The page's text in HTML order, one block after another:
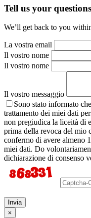
Tell us your
We’ll get back to you
La vostra email
Il vostro nome
Il vostro nome
Il vostro messaggio
Sono stato informato
trattamento dei miei dati
non pregiudica la liceità di
prima della revoca del mio
confermo di avere almeno
miei dati. Do
dichiarazione di consenso
Invia
×